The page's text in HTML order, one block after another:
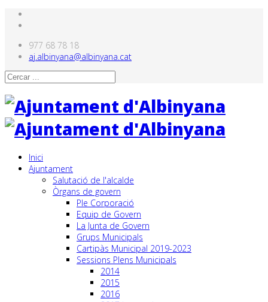
977 68 78 18
aj.albinyana@albinyana.cat
Inici
Ajuntament
Salutació de l'alcalde
Òrgans de govern
Ple Corporació
Equip de Govern
La Junta de Govern
Grups Municipals
Cartipàs Municipal 2019-2023
Sessions Plens Municipals
2014
2015
2016